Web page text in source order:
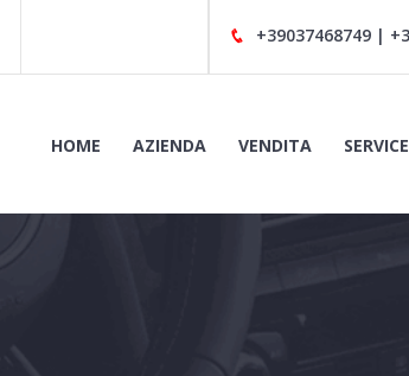
HOME AZIENDA VENDITA SERVICE